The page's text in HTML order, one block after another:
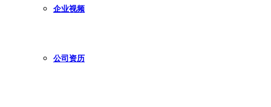
企业视频
公司资历